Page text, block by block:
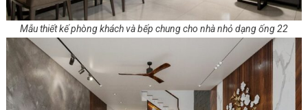
Mẫu thiết kế phòng khách và bếp chung cho nhà nhỏ dạng ống 22